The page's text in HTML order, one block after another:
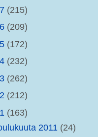
(215)
(209)
(172)
(232)
(262)
(212)
(163)
2011 (24)